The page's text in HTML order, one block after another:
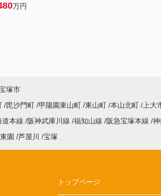
万円
塚市
毘沙門町 甲陽園東山町 東山町 本山北町
上大
道本線 阪神武庫川線 福知山線 阪急宝塚本線
園 芦屋川 宝塚
トップページ